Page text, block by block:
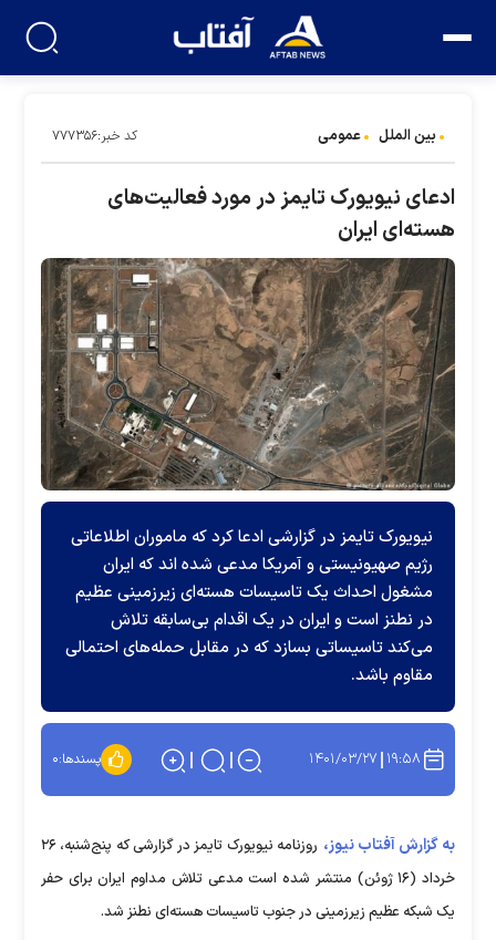
بین الملل عمومی کد خبر:۷۷۷۳۵۶
ادعای نیویورک تایمز در مورد فعالیت‌های
هسته‌ای ایران
نیویورک تایمز در گزارشی ادعا کرد که ماموران اطلاعاتی
رژیم صهیونیستی و آمریکا مدعی شده اند که ایران
مشغول احداث یک تاسیسات هسته‌ای زیرزمینی عظیم
در نطنز است و ایران در یک اقدام بی‌سابقه تلاش
می‌کند تاسیساتی بسازد که در مقابل حمله‌های احتمالی
مقاوم باشد.
۱۹:۵۸ ۱۴۰۱/۰۳/۲۷ پسندها:۰
به گزارش آفتاب نیوز،
روزنامه نیویورک تایمز در گزارشی که پنج‌شنبه، ۲۶
خرداد (۱۶ ژوئن) منتشر شده است مدعی تلاش مداوم ایران برای حفر
یک شبکه عظیم زیرزمینی در جنوب تاسیسات هسته‌ای نطنز شد.